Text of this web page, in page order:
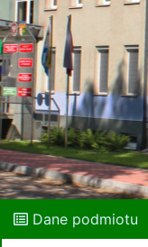
Dane podmiotu